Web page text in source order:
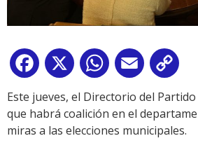
Facebook
X WhatsApp
Email
Este jueves, el Directorio del
que habrá coalición en el
miras a las elecciones municipales.